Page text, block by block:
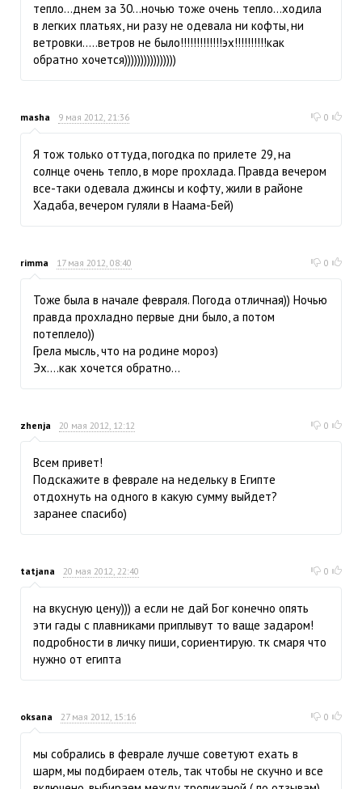
тепло...днем за 30...ночью тоже очень тепло...ходила
в легких платьях, ни разу не одевала ни кофты, ни
ветровки.....ветров не было!!!!!!!!!!!!!эх!!!!!!!!!!как
обратно хочется))))))))))))))))
masha 9 мая 2012, 21:36 0
Я тож только оттуда, погодка по прилете 29, на
солнце очень тепло, в море прохлада. Правда вечером
все-таки одевала джинсы и кофту, жили в районе
Хадаба, вечером гуляли в Наама-Бей)
rimma 17 мая 2012, 08:40 0
Тоже была в начале февраля. Погода отличная)) Ночью
правда прохладно первые дни было, а потом
потеплело))
Грела мысль, что на родине мороз)
Эх....как хочется обратно...
zhenja 20 мая 2012, 12:12 0
Всем привет!
Подскажите в феврале на недельку в Египте
отдохнуть на одного в какую сумму выйдет?
заранее спасибо)
tatjana 20 мая 2012, 22:40 0
на вкусную цену))) а если не дай Бог конечно опять
эти гады с плавниками приплывут то ваще задаром!
подробности в личку пиши, сориентирую. тк смаря что
нужно от египта
oksana 27 мая 2012, 15:16 0
мы собрались в феврале лучше советуют ехать в
шарм, мы подбираем отель, так чтобы не скучно и все